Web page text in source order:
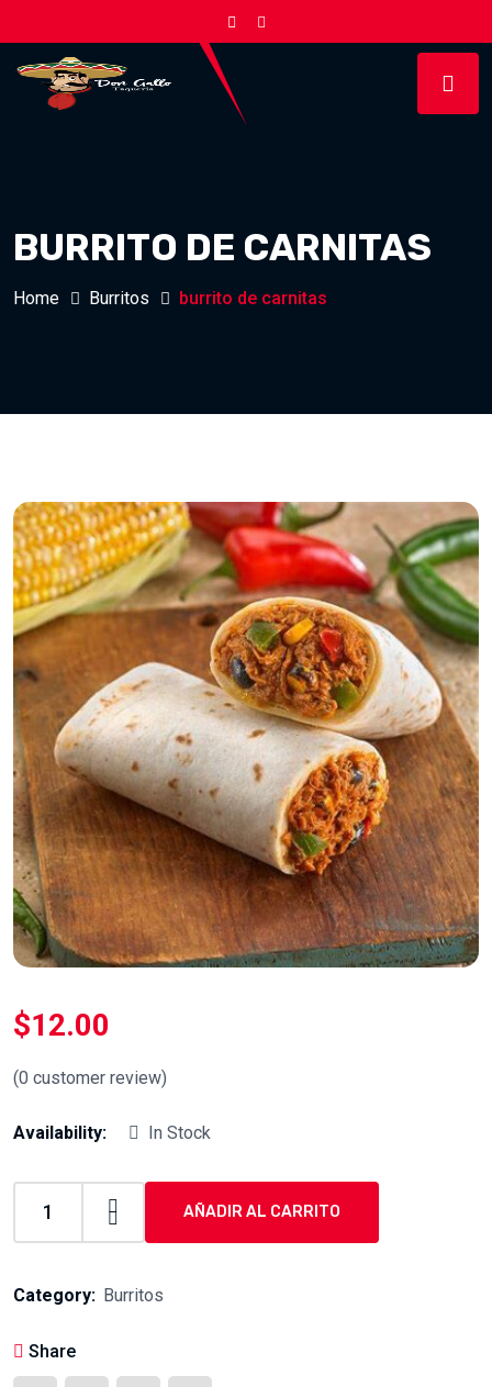
BURRITO DE CARNITAS
Home Burritos burrito de carnitas
$12.00
(0 customer review)
Availability: In Stock
burrito
quantity
AÑADIR AL CARRITO
Category: Burritos
Share